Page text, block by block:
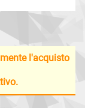
l'acquisto